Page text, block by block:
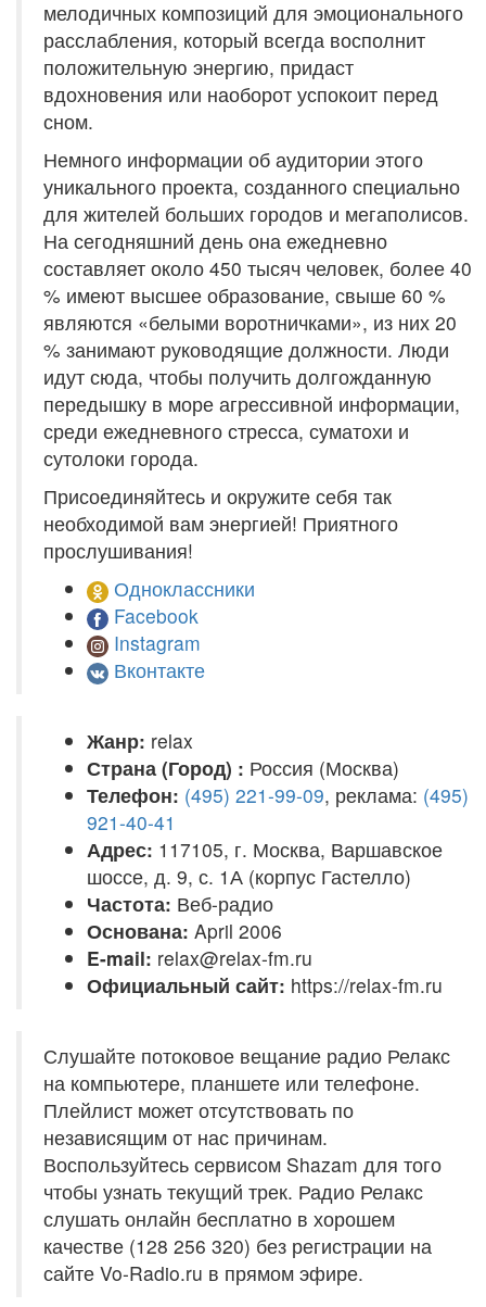
мелодичных композиций для эмоционального
расслабления, который всегда восполнит
положительную энергию, придаст
вдохновения или наоборот успокоит перед
сном.
Немного информации об аудитории этого
уникального проекта, созданного специально
для жителей больших городов и мегаполисов.
На сегодняшний день она ежедневно
составляет около 450 тысяч человек, более 40
% имеют высшее образование, свыше 60 %
являются «белыми воротничками», из них 20
% занимают руководящие должности. Люди
идут сюда, чтобы получить долгожданную
передышку в море агрессивной информации,
среди ежедневного стресса, суматохи и
сутолоки города.
Присоединяйтесь и окружите себя так
необходимой вам энергией! Приятного
прослушивания!
Одноклассники
Facebook
Instagram
Вконтакте
Жанр: relax
Страна (Город) : Россия (Москва)
Телефон: (495) 221-99-09, реклама: (495)
921-40-41
Адрес: 117105, г. Москва, Варшавское
шоссе, д. 9, с. 1А (корпус Гастелло)
Частота: Веб-радио
Основана: April 2006
E-mail: relax@relax-fm.ru
Официальный сайт: https://relax-fm.ru
Слушайте потоковое вещание радио Релакс
на компьютере, планшете или телефоне.
Плейлист может отсутствовать по
независящим от нас причинам.
Воспользуйтесь сервисом Shazam для того
чтобы узнать текущий трек. Радио Релакс
слушать онлайн бесплатно в хорошем
качестве (128 256 320) без регистрации на
сайте Vo-Radio.ru в прямом эфире.